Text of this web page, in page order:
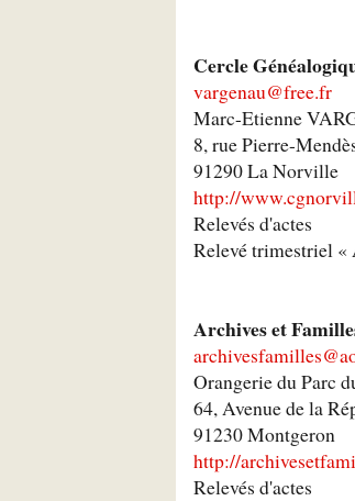
Cercle
vargenau@free.fr
Marc-Etienne
8, rue Pierre-
91290 La Norville
http://
Relevés d'actes
Relevé trimestriel «
Archives et
Orangerie du Parc
64, Avenue de la
91230 Montgeron
http://
Relevés d'actes